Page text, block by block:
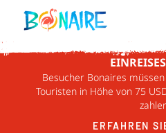
WEITER ZUM INHALT
Besucher Bonaires
Touristen in Höhe von 75
ERFAHREN